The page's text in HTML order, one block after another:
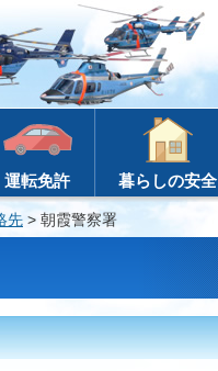
運転免許 暮らしの安全
先 > 朝霞警察署